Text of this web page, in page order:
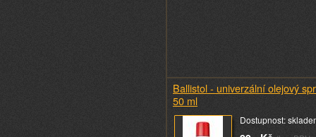
Ballistol - univerzální olejový
50 ml
Dostupnost: